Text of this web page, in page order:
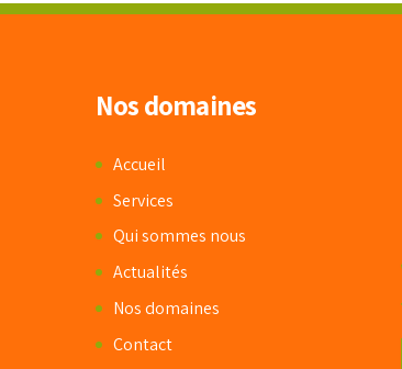
Nos domaines
Accueil
Services
Qui sommes nous
Actualités
Nos domaines
Contact